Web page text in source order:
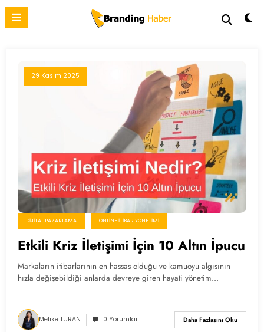
İçeriğe
29 Kasım 2025
DIJITAL PAZARLAMA ONLINE İTIBAR YÖNETIMI
Etkili Kriz İletişimi İçin 10 Altın İpucu
Markaların itibarlarının en hassas olduğu ve kamuoyu algısının
hızla değişebildiği anlarda devreye giren hayati yönetim…
Melike TURAN 0 Yorumlar Daha Fazlasını Oku